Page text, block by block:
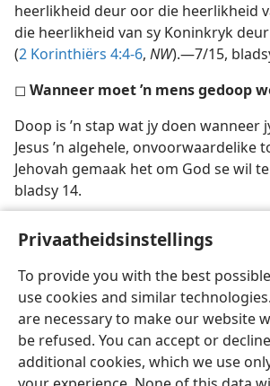
Privaatheidsinstellings
To provide you with the best
use cookies and similar
are necessary to make our website
be refused. You can accept or
additional cookies, which we use
heerlikheid deur oor die heerlikheid
die heerlikheid van sy Koninkryk
(2 Korinthiërs 4:4-6, NW).—7/15,
◻ Wanneer moet ’n mens gedoop
Doop is ’n stap wat jy doen wanneer
Jesus ’n algehele, onvoorwaardelike
Jehovah gemaak het om God se wil
bladsy 14.
Afrikaans Deel
Copyright© 2026 Watch Tower Bible and Tract
Gebruiksvoorwaardes Privaatheidsbeleid
JW.ORG
Meld aan